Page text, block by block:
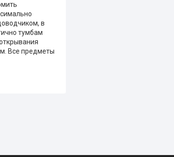
в
тумбам
Все предметы